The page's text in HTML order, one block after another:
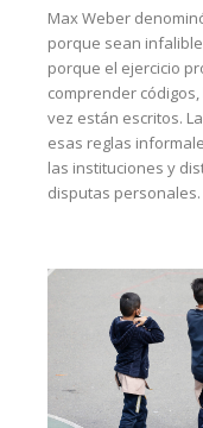
Max Weber
porque sean
porque el ejercicio
comprender
vez están escritos.
esas reglas
las instituciones y
disputas personales.